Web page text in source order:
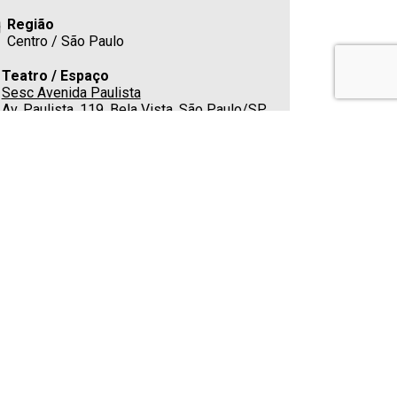
Região
Centro / São Paulo
Teatro / Espaço
Sesc Avenida Paulista
Av. Paulista, 119, Bela Vista, São Paulo/SP